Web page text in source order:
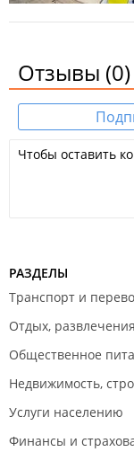
Отзывы (0)
Чтобы оставить
РАЗДЕЛЫ
Транспорт и
Отдых,
Общественное
Недвижимость,
Услуги населению
Финансы и